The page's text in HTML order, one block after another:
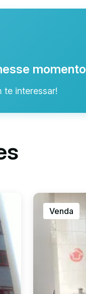
momento
te interessar!
Venda